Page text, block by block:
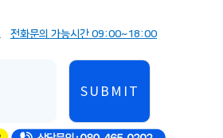
전화문의 가능시간 09:00~18:00
SUBMIT